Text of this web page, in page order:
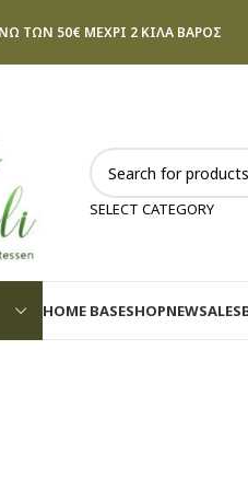
ΤΩΝ 50€ ΜΕΧΡΙ 2 ΚΙΛΑ ΒΑΡΟΣ
SELECT CATEGORY
HOME BASESHOPNEWSALES